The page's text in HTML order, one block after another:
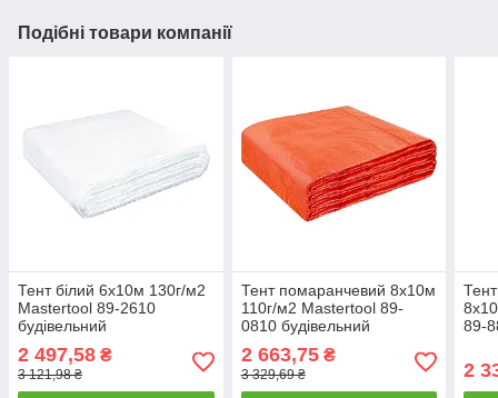
Подібні товари компанії
Тент білий 6х10м 130г/м2
Mastertool 89-2610
будівельний
туристичний
2 497,58 ₴
3 121,98 ₴
Тент помаранчевий 8х10м
110г/м2 Mastertool 89-
0810 будівельний
туристичний
2 663,75₴
3 329,69 ₴
89-
2